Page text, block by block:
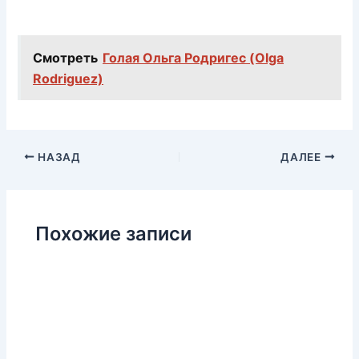
Смотреть Голая Ольга Родригес (Olga
Rodriguez)
НАЗАД ДАЛЕЕ
Похожие записи